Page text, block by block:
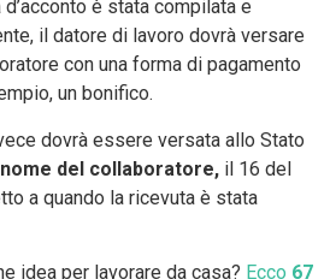
è stata compilata e
il datore di lavoro dovrà versare
con una forma di pagamento
un bonifico.
dovrà essere versata allo Stato
del collaboratore, il 16 del
a quando la ricevuta è stata
idea per lavorare da casa? Ecco 67